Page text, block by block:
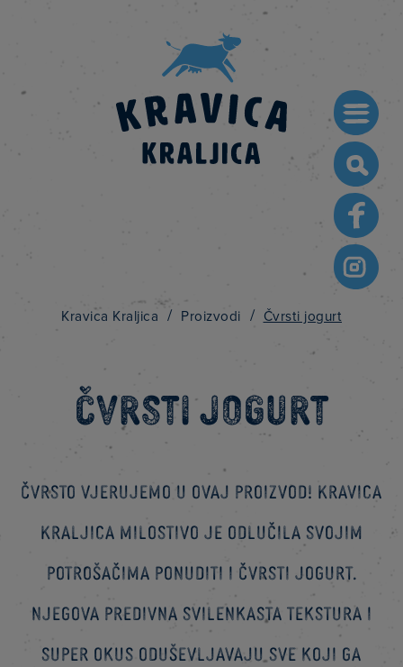
for:
Kravica Kraljica / Proizvodi / Čvrsti jogurt
Čvrsti jogurt
Čvrsto vjerujemo u ovaj proizvod! Kravica
Kraljica milostivo je odlučila svojim
potrošačima ponuditi i čvrsti jogurt.
Njegova predivna svilenkasta tekstura i
super okus oduševljavaju sve koji ga